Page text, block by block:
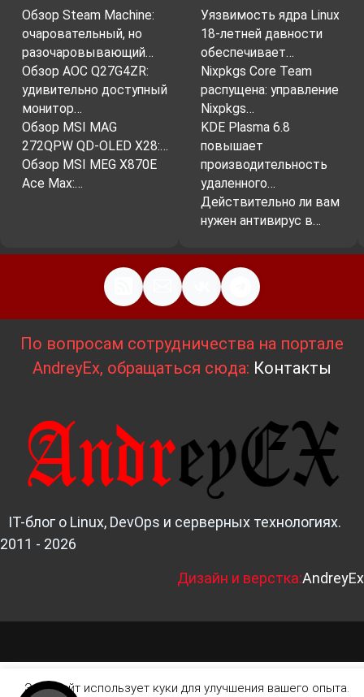
Обзор Steam Machine:
очаровательный, но
разочаровывающий…
Обзор AOC Q27G4ZR:
удивительно доступный
монитор…
Обзор MSI MAG
272QPW QD-OLED X28:…
Обзор MSI MEG X870E
Ace Max:…
Уязвимость ядра Linux
18-летней давности
обеспечивает…
Nixpkgs Core Team
распущена: управление
Nixpkgs…
KDE Plasma 6.8
повышает
производительность
удаленного…
Действительно ли вам
нужен антивирус в…
По вопросам сотрудничества на портале
AndreyEx, обращаться сюда: Контакты
IT-блог о Linux, DevOps и серверных технологиях.
2011 - 2026
Дизайн и верстка:AndreyEx
Этот сайт использует куки для улучшения вашего опыта.